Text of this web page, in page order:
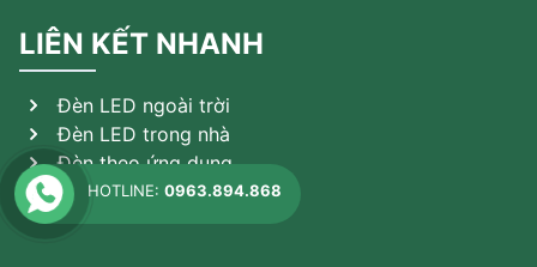
LIÊN KẾT NHANH
Đèn LED ngoài trời
Đèn LED trong nhà
Đèn theo ứng dụng
Sản phẩm khác
HOTLINE:0963.894.868